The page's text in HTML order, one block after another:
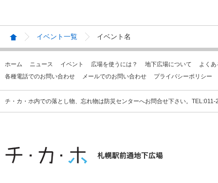
イベント一覧 イベント名
ホーム ニュース イベント 広場を使うには？ 地下広場について
よく
各種電話でのお問い合わせ
メールでのお問い合わせ プライバシーポリシー
チ・カ・ホ内での落とし物、忘れ物は防災センターへお問合せ下さい。